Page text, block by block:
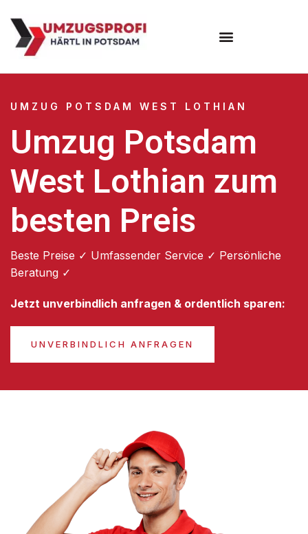
UMZUG POTSDAM WEST LOTHIAN
Umzug Potsdam
West Lothian zum
besten Preis
Beste Preise ✓ Umfassender Service ✓ Persönliche
Beratung ✓
Jetzt unverbindlich anfragen & ordentlich sparen:
UNVERBINDLICH ANFRAGEN